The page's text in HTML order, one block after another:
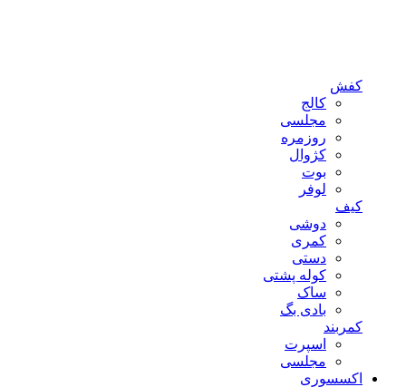
کفش
کالج
مجلسی
روزمره
کژوال
بوت
لوفر
کیف
دوشی
کمری
دستی
کوله پشتی
ساک
بادی بگ
کمربند
اسپرت
مجلسی
اکسسوری